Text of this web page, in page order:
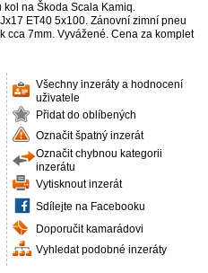
na Škoda Scala Kamiq.
ET40 5x100. Zánovní zimní pneu
cca 7mm. Vyvážené. Cena za komplet
Všechny inzeráty a hodnocení
uživatele
Přidat do oblíbených
Označit špatný inzerát
Označit chybnou kategorii
inzerátu
Vytisknout inzerát
Sdílejte na Facebooku
Doporučit kamarádovi
Vyhledat podobné inzeráty